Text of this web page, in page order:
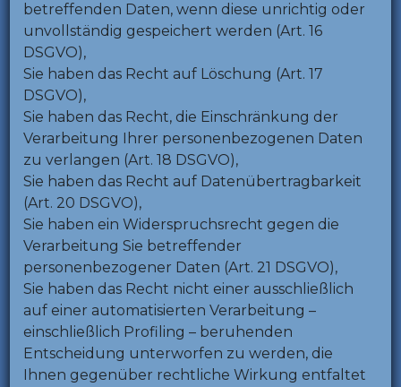
betreffenden Daten, wenn diese unrichtig oder
unvollständig gespeichert werden (Art. 16
DSGVO),
Sie haben das Recht auf Löschung (Art. 17
DSGVO),
Sie haben das Recht, die Einschränkung der
Verarbeitung Ihrer personenbezogenen Daten
zu verlangen (Art. 18 DSGVO),
Sie haben das Recht auf Datenübertragbarkeit
(Art. 20 DSGVO),
Sie haben ein Widerspruchsrecht gegen die
Verarbeitung Sie betreffender
personenbezogener Daten (Art. 21 DSGVO),
Sie haben das Recht nicht einer ausschließlich
auf einer automatisierten Verarbeitung –
einschließlich Profiling – beruhenden
Entscheidung unterworfen zu werden, die
Ihnen gegenüber rechtliche Wirkung entfaltet